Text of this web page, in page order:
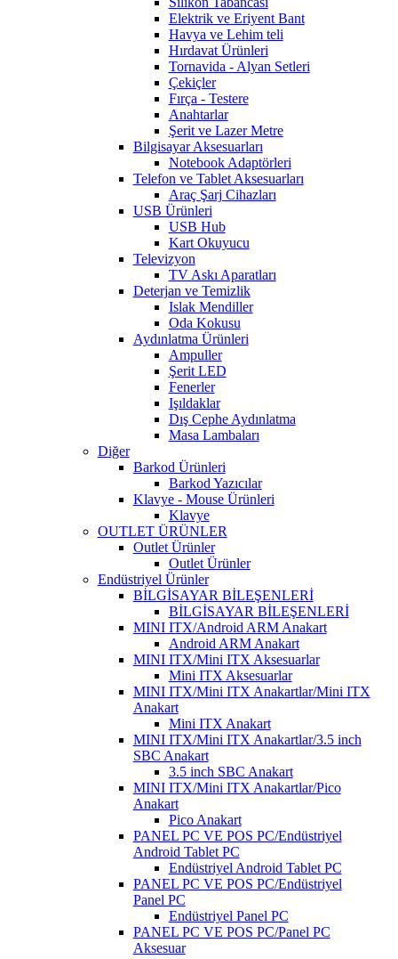
Elektrik ve Eriyent Bant
Havya ve Lehim teli
Hırdavat Ürünleri
Tornavida - Alyan Setleri
Çekiçler
Fırça - Testere
Anahtarlar
Şerit ve Lazer Metre
Bilgisayar Aksesuarları
Notebook Adaptörleri
Telefon ve Tablet Aksesuarları
Araç Şarj Cihazları
USB Ürünleri
USB Hub
Kart Okuyucu
Televizyon
TV Askı Aparatları
Deterjan ve Temizlik
Islak Mendiller
Oda Kokusu
Aydınlatma Ürünleri
Ampuller
Şerit LED
Fenerler
Işıldaklar
Dış Cephe Aydınlatma
Masa Lambaları
Diğer
Barkod Ürünleri
Barkod Yazıcılar
Klavye - Mouse Ürünleri
Klavye
OUTLET ÜRÜNLER
Outlet Ürünler
Outlet Ürünler
Endüstriyel Ürünler
BİLGİSAYAR BİLEŞENLERİ
BİLGİSAYAR BİLEŞENLERİ
MINI ITX/Android ARM Anakart
Android ARM Anakart
MINI ITX/Mini ITX Aksesuarlar
Mini ITX Aksesuarlar
MINI ITX/Mini ITX Anakartlar/Mini ITX
Anakart
Mini ITX Anakart
MINI ITX/Mini ITX Anakartlar/3.5 inch
SBC Anakart
3.5 inch SBC Anakart
MINI ITX/Mini ITX Anakartlar/Pico
Anakart
Pico Anakart
PANEL PC VE POS PC/Endüstriyel
Android Tablet PC
Endüstriyel Android Tablet PC
PANEL PC VE POS PC/Endüstriyel
Panel PC
Endüstriyel Panel PC
PANEL PC VE POS PC/Panel PC
Aksesuar